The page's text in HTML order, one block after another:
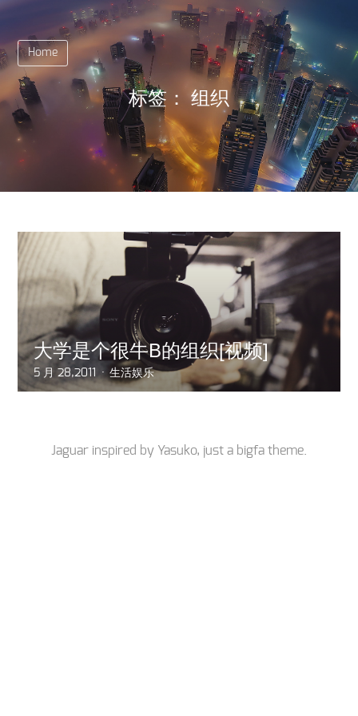
Home
标签：组织
大学是个很牛B的组织[视频]
5 月 28,2011 生活娱乐
Jaguar inspired by Yasuko, just a bigfa theme.